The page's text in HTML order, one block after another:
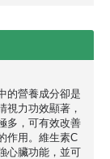
的營養成分卻是
視力功效顯著，
多，可有效改善
作用。維生素C
心臟功能，並可